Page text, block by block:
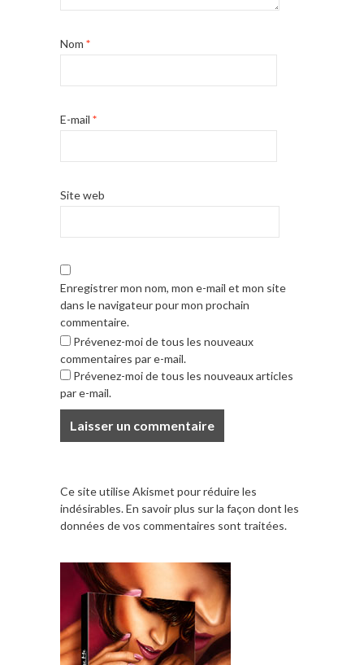
Nom *
E-mail *
Site web
Enregistrer mon nom, mon e-mail et mon site
dans le navigateur pour mon prochain
commentaire.
Prévenez-moi de tous les nouveaux
commentaires par e-mail.
Prévenez-moi de tous les nouveaux articles
par e-mail.
Ce site utilise Akismet pour réduire les
indésirables.En savoir plus sur la façon dont les
données de vos commentaires sont traitées.